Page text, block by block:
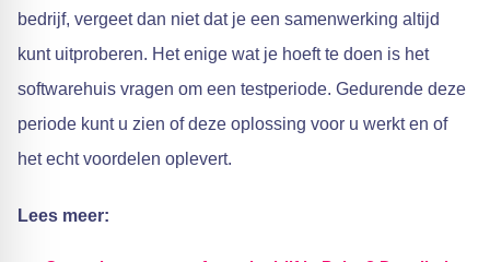
bedrijf, vergeet dan niet dat je een samenwerking altijd
kunt uitproberen. Het enige wat je hoeft te doen is het
softwarehuis vragen om een testperiode. Gedurende deze
periode kunt u zien of deze oplossing voor u werkt en of
het echt voordelen oplevert.
Lees meer: